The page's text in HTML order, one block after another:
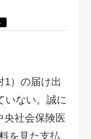
）の届け出
いない。誠に
央社会保険医
を見た支払